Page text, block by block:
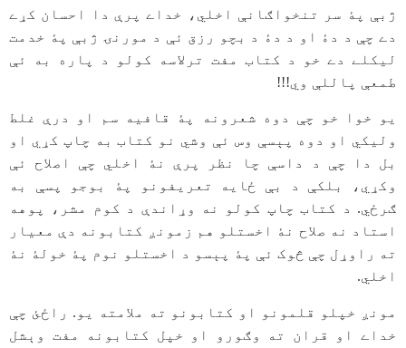
ژبې پۀ سر تنخواګانې اخلي، خداے پرې دا احسان کړے
دے چې د دۀ او د دۀ د بچو رزق ئې د مورنۍ ژبې پۀ خدمت
لیکلے دے خو د کتاب مفت ترلاسه کولو د پاره به ئې
طمعې پاللې وي!!!
یو خوا خو چې دوه شعرونه پۀ قافیه سم او درې غلط
ولیکي او دوه پېسې وس ئې وشي نو کتاب به چاپ کړي او
بل دا چې د داسې چا نظر پرې نۀ اخلي چې اصلاح ئې
وکړي، بلکې د بې ځایه تعریفونو پۀ بوجو پسې به
ګرځي. د کتاب چاپ کولو نه وړاندې د کوم مشر، پوهه
استاد نه صلاح نۀ اخستلو هم زمونږ کتابونه دې معیار
ته راوړل چې څوک ئې پۀ پېسو د اخستلو نوم پۀ خولۀ نۀ
اخلي.
مونږ خپلو قلمونو او کتابونو ته ملامته یو. راځئ چې
خداے او قران ته وګورو او خپل کتابونه مفت وېشل